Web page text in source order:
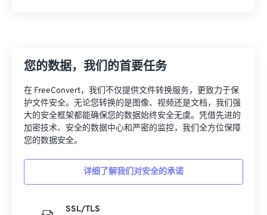
您的数据，我们的首要任务
在 FreeConvert，我们不仅提供文件转换服务，更致力于保
护文件安全。无论您转换的是图像、视频还是文档，我们强
大的安全框架都能确保您的数据始终安全无虞。凭借先进的
加密技术、安全的数据中心和严密的监控，我们全方位保障
您的数据安全。
详细了解我们对安全的承诺
SSL/TLS